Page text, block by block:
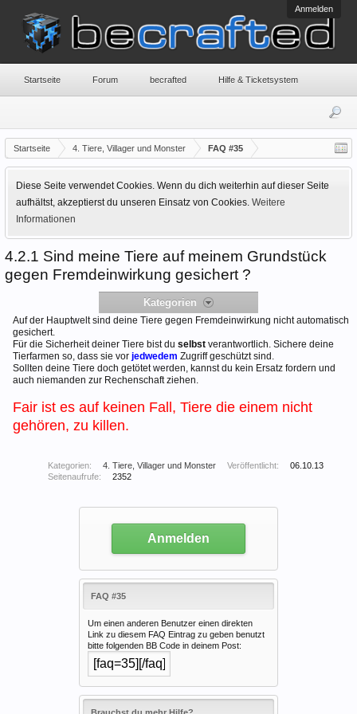
Anmelden
Startseite 4. Tiere, Villager und Monster FAQ #35
Diese Seite verwendet Cookies. Wenn du dich weiterhin auf dieser Seite
aufhältst, akzeptierst du unseren Einsatz von Cookies. Weitere
Informationen
4.2.1 Sind meine Tiere auf meinem Grundstück
gegen Fremdeinwirkung gesichert ?
Kategorien
Auf der Hauptwelt sind deine Tiere gegen Fremdeinwirkung nicht automatisch
gesichert.
Für die Sicherheit deiner Tiere bist du selbst verantwortlich. Sichere deine
Tierfarmen so, dass sie vor jedwedem Zugriff geschützt sind.
Sollten deine Tiere doch getötet werden, kannst du kein Ersatz fordern und
auch niemanden zur Rechenschaft ziehen.
Fair ist es auf keinen Fall, Tiere die einem nicht
gehören, zu killen.
Kategorien: 4. Tiere, Villager und Monster Veröffentlicht:
06.10.13
Seitenaufrufe:
2352
Anmelden
FAQ #35
Um einen anderen Benutzer einen direkten
Link zu diesem FAQ Eintrag zu geben benutzt
bitte folgenden BB Code in deinem Post:
Startseite Forum becrafted Hilfe & Ticketsystem